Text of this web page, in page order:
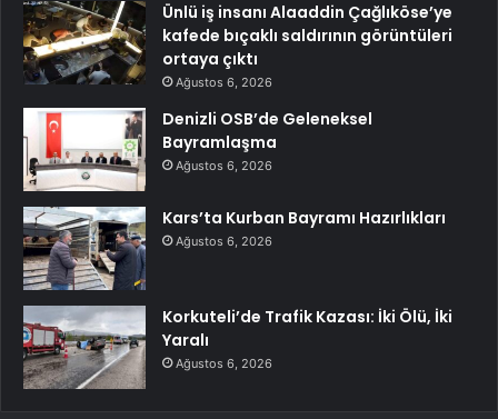
Ünlü iş insanı Alaaddin Çağlıköse’ye
kafede bıçaklı saldırının görüntüleri
ortaya çıktı
Ağustos 6, 2026
Denizli OSB’de Geleneksel
Bayramlaşma
Ağustos 6, 2026
Kars’ta Kurban Bayramı Hazırlıkları
Ağustos 6, 2026
Korkuteli’de Trafik Kazası: İki Ölü, İki
Yaralı
Ağustos 6, 2026